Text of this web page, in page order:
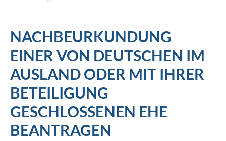
NACHBEURKUNDUNG
EINER VON DEUTSCHEN IM
AUSLAND ODER MIT IHRER
BETEILIGUNG
GESCHLOSSENEN EHE
BEANTRAGEN